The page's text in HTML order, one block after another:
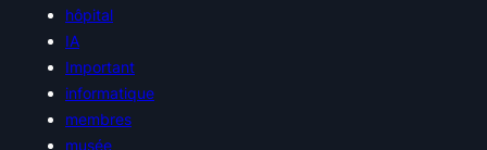
hôpital
IA
Important
informatique
membres
musée